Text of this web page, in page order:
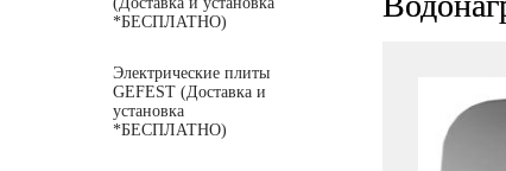
*БЕСПЛАТНО)
Электрические плиты
GEFEST (Доставка и
установка
*БЕСПЛАТНО)